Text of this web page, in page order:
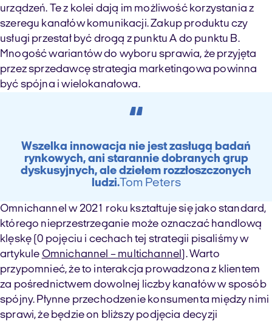
urządzeń. Te z kolei dają im możliwość korzystania z
szeregu kanałów komunikacji. Zakup produktu czy
usługi przestał być drogą z punktu A do punktu B.
Mnogość wariantów do wyboru sprawia, że przyjęta
przez sprzedawcę strategia marketingowa powinna
być spójna i wielokanałowa.
“
Wszelka innowacja nie jest zasługą badań
rynkowych, ani starannie dobranych grup
dyskusyjnych, ale dziełem rozzłoszczonych
ludzi.Tom Peters
Omnichannel w 2021 roku kształtuje się jako standard,
którego nieprzestrzeganie może oznaczać handlową
klęskę (0 pojęciu i cechach tej strategii pisaliśmy w
artykule Omnichannel – multichannel). Warto
przypomnieć, że to interakcja prowadzona z klientem
za pośrednictwem dowolnej liczby kanałów w sposób
spójny. Płynne przechodzenie konsumenta między nimi
sprawi, że będzie on bliższy podjęcia decyzji